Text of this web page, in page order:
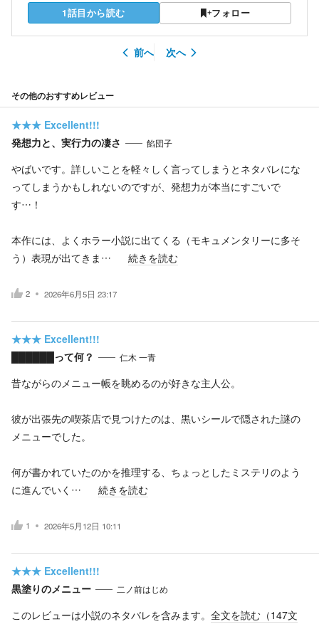
1話目から読む フォロー
前へ 次へ
その他のおすすめレビュー
★★★ Excellent!!!
発想力と、実行力の凄さ
餡団子
やばいです。詳しいことを軽々しく言ってしまうとネタバレにな
ってしまうかもしれないのですが、発想力が本当にすごいで
す…！
本作には、よくホラー小説に出てくる（モキュメンタリーに多そ
う）表現が出てきま…
続きを読む
2 2026年6月5日 23:17
★★★ Excellent!!!
██████って何？
仁木 一青
昔ながらのメニュー帳を眺めるのが好きな主人公。
彼が出張先の喫茶店で見つけたのは、黒いシールで隠された謎の
メニューでした。
何が書かれていたのかを推理する、ちょっとしたミステリのよう
に進んでいく…
続きを読む
1 2026年5月12日 10:11
★★★ Excellent!!!
黒塗りのメニュー
二ノ前はじめ
このレビューは小説のネタバレを含みます。 全文を読む（147文